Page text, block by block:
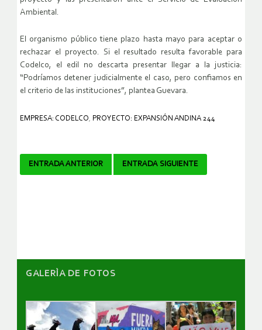
Ambiental.
El organismo público tiene plazo hasta mayo para aceptar o
rechazar el proyecto. Si el resultado resulta favorable para
Codelco, el edil no descarta presentar llegar a la justicia:
“Podríamos detener judicialmente el caso, pero confiamos en
el criterio de las instituciones”, plantea Guevara.
EMPRESA: CODELCO, PROYECTO: EXPANSIÓN ANDINA 244
Navegador
ENTRADA ANTERIOR ENTRADA SIGUIENTE
GALERÌA DE FOTOS